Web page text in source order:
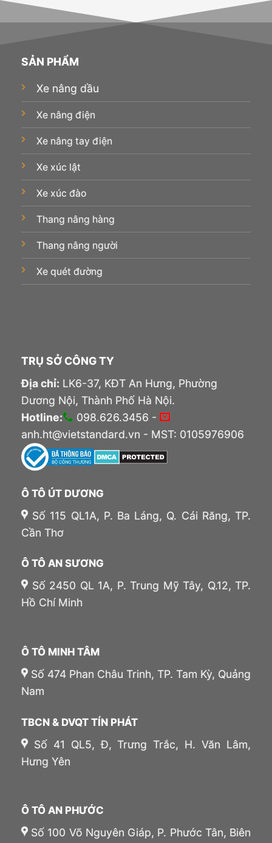
SẢN PHẨM
Xe nâng dầu
Xe nâng điện
Xe nâng tay điện
Xe xúc lật
Xe xúc đào
Thang nâng hàng
Thang nâng người
Xe quét đường
TRỤ SỞ CÔNG TY
Địa chỉ: LK6-37, KĐT An Hưng, Phường
Dương Nội, Thành Phố Hà Nội.
Hotline:
098.626.3456 -
anh.ht@vietstandard.vn - MST: 0105976906
Ô TÔ ÚT DƯƠNG
Số 115 QL1A, P. Ba Láng, Q. Cái Răng, TP.
Cần Thơ
Ô TÔ AN SƯƠNG
Số 2450 QL 1A, P. Trung Mỹ Tây, Q.12, TP.
Hồ Chí Minh
Ô TÔ MINH TÂM
Số 474 Phan Châu Trinh, TP. Tam Kỳ, Quảng
Nam
TBCN & DVQT TÍN PHÁT
Số 41 QL5, Đ, Trưng Trắc, H. Văn Lâm,
Hưng Yên
Ô TÔ AN PHƯỚC
Số 100 Võ Nguyên Giáp, P. Phước Tân, Biên